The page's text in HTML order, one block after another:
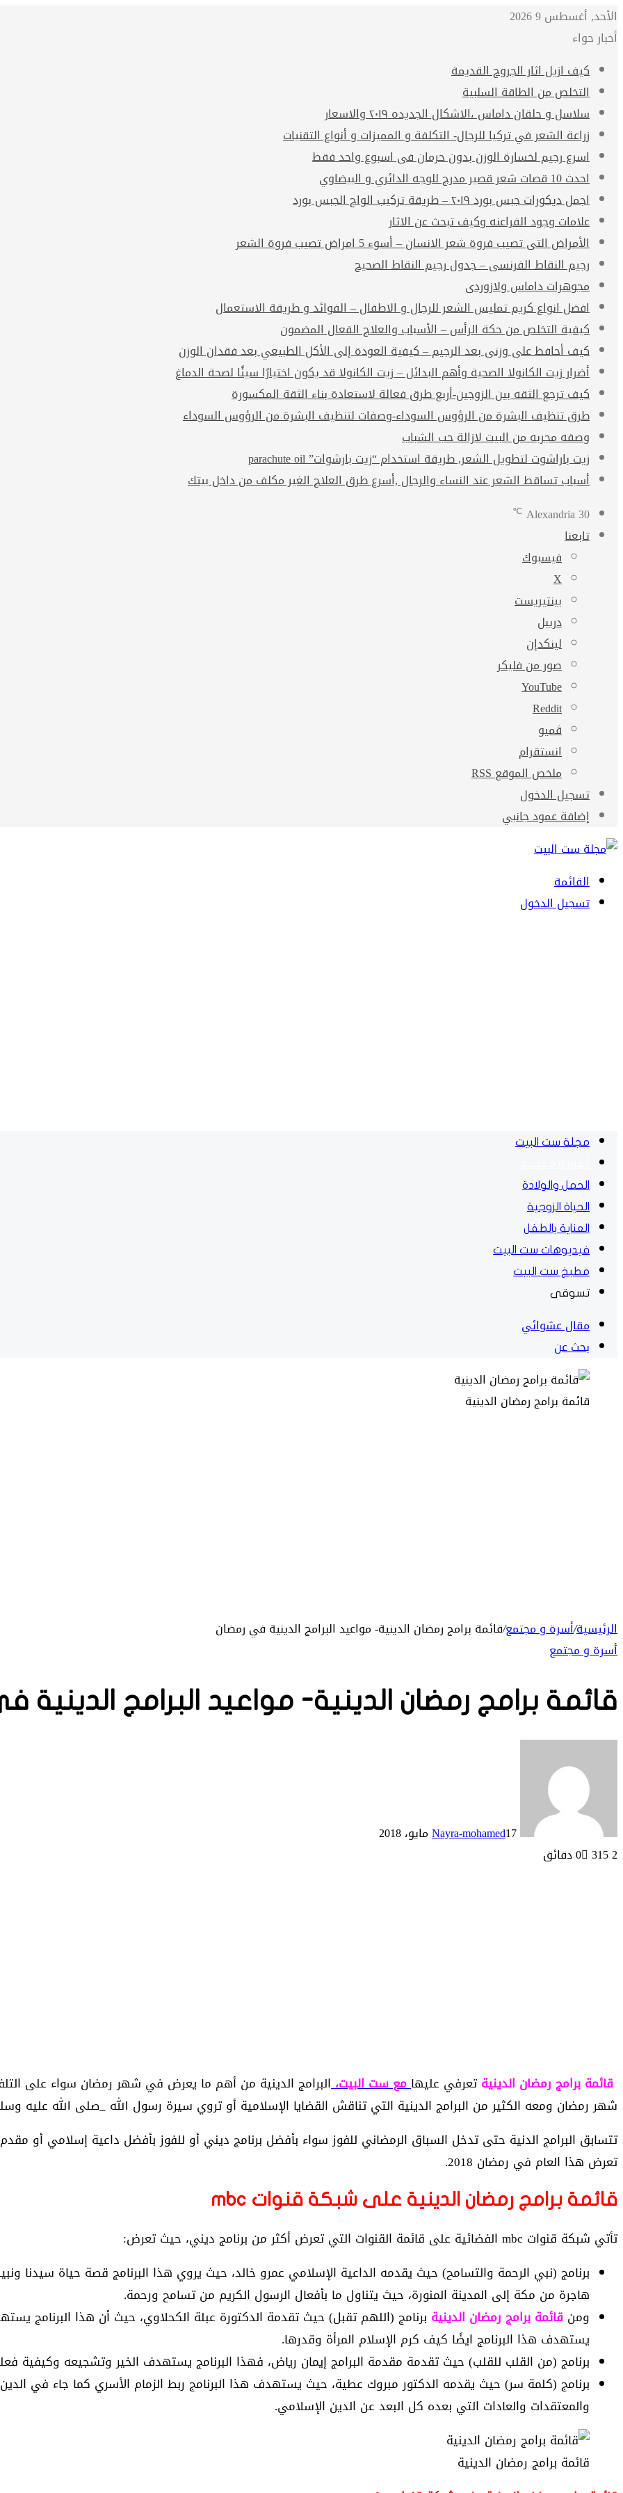
الأحد, أغسطس 9 2026
أخبار حواء
كيف ازيل اثار الجروح القديمة
التخلص من الطاقة السلبية
سلاسل و حلقان داماس ،الاشكال الجديده ٢٠١٩ والاسعار
زراعة الشعر في تركيا للرجال- التكلفة و المميزات و أنواع التقنيات
اسرع رجيم لخسارة الوزن بدون حرمان فى اسبوع واحد فقط
احدث 10 قصات شعر قصير مدرج للوجه الدائري و البيضاوي
اجمل ديكورات جبس بورد ٢٠١٩ – طريقة تركيب الواح الجبس بورد
علامات وجود الفراعنه وكيف تبحث عن الاثار
الأمراض التى تصيب فروة شعر الانسان – أسوء 5 امراض تصيب فروة الشعر
رجيم النقاط الفرنسى – جدول رجيم النقاط الصحيح
مجوهرات داماس ولازوردى
افضل انواع كريم تمليس الشعر للرجال و الاطفال – الفوائد و طريقة الاستعمال
كيفية التخلص من حكة الرأس – الأسباب والعلاج الفعال المضمون
كيف أحافظ على وزنى بعد الرجيم – كيفية العودة إلى الأكل الطبيعي بعد فقدان الوزن
أضرار زيت الكانولا الصحية وأهم البدائل – زيت الكانولا قد يكون اختيارًا سيئًا لصحة الدماغ
كيف ترجع الثقه بين الزوجين-أربع طرق فعالة لاستعادة بناء الثقة المكسورة
طرق تنظيف البشرة من الرؤوس السوداء-وصفات لتنظيف البشرة من الرؤوس السوداء
وصفه مجربه من البيت لازالة حب الشباب
زيت باراشوت لتطويل الشعر, طريقة استخدام “زيت بارشوات” parachute oil
أسباب تساقط الشعر عند النساء والرجال ,أسرع طرق العلاج الغير مكلف من داخل بيتك
Alexandria30
℃
تابعنا
فيسبوك
‫X
بينتيريست
دريبل
لينكدإن
صور من فليكر
‫YouTube
ڤميو
انستقرام
ملخص الموقع RSS
تسجيل الدخول
إضافة عمود جانبي
القائمة
تسجيل الدخول
مجلة ست البيت
الحمل والولادة
الحياة الزوجية
العناية بالطفل
فيديوهات ست البيت
مطبخ ست البيت
تسوقى
مقال عشوائي
بحث عن
قائمة برامج رمضان الدينية
الرئيسية/أسرة و مجتمع/قائمة برامج رمضان الدينية- مواعيد البرامج الدينية في رمضان
أسرة و مجتمع
قائمة برامج رمضان الدينية- مواعيد البرامج الدينية
Nayra-mohamed17 مايو، 2018
0 3152 دقائق
قائمة برامج رمضان الدينيةتعرفي عليهامع ست البيت،البرامج الدينية من أهم ما يعرض في شهر رمضان سواء على
شهر رمضان ومعه الكثير من البرامج الدينية التي تناقش القضايا الإسلامية أو تروي سيرة رسول الله _صلى الله عليه
تتسابق البرامج الدنية حتى تدخل السباق الرمضاني للفوز سواء بأفضل برنامج ديني أو للفوز بأفضل داعية إسلامي أو
تعرض هذا العام في رمضان 2018.
قائمة برامج رمضان الدينية على شبكة قنوات mbc
تأتي شبكة قنوات mbc الفضائية على قائمة القنوات التي تعرض أكثر من برنامج ديني، حيث تعرض:
برنامج (نبي الرحمة والتسامح) حيث يقدمه الداعية الإسلامي عمرو خالد، حيث يروي هذا البرنامج قصة حياة سيدنا
هاجرة من مكة إلى المدينة المنورة، حيث يتناول ما بأفعال الرسول الكريم من تسامح ورحمة.
ومن قائمة برامج رمضان الدينية برنامج (اللهم تقبل) حيث تقدمة الدكتورة عبلة الكحلاوي، حيث أن هذا البرنامج
يستهدف هذا البرنامج ايضًا كيف كرم الإسلام المرأة وقدرها.
برنامج (من القلب للقلب) حيث تقدمة مقدمة البرامج إيمان رياض، فهذا البرنامج يستهدف الخير وتشجيعه وكيفية
برنامج (كلمة سر) حيث يقدمه الدكتور مبروك عطية، حيث يستهدف هذا البرنامج ربط الزمام الأسري كما جاء في
والمعتقدات والعادات التي بعده كل البعد عن الدين الإسلامي.
قائمة برامج رمضان الدينية